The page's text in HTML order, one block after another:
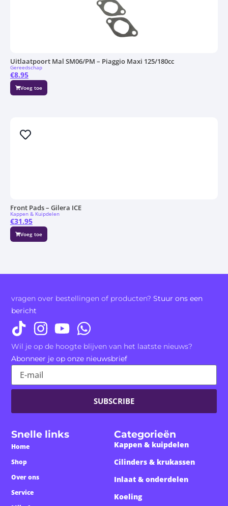
Uitlaatpoort Mal SM06/PM – Piaggio Maxi 125/180cc
Gereedschap
Voeg toe
€8.95
Front Pads – Gilera ICE
Kappen & Kuipdelen
Voeg toe
€31.95
Snelle links
Home
Shop
Over ons
Service
Categorieën
Kappen & kuipdelen
Cilinders & krukassen
Inlaat & onderdelen
Koeling
vragen over bestellingen of producten?Stuur ons een
bericht
Wil je op de hoogte blijven van het laatste nieuws?
Abonneer je op onze nieuwsbrief
SUBSCRIBE